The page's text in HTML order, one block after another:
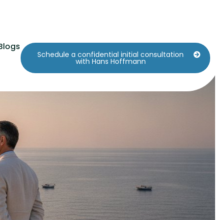
Schedule a confidential initial consultation
with Hans Hoffmann
für Führungskräfte